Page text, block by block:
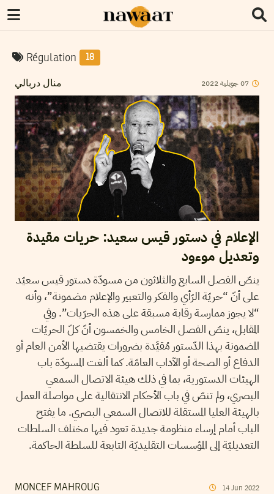
Régulation 18
منال دربالي 07جويلية2022
الإعلام في دستور قيس سعيد: حريات مقيدة
وتعديل موءود
ينصّ الفصل السابع والثلاثون من مسودّة دستور قيس سعيّد
على أنّ “حريّة الرّأي والفكر والتعبير والإعلام مضمونة”، وأنه
“لا يجوز ممارسة رقابة مسبقة على هذه الحرّيات”. وفي
المقابل، ينصّ الفصل الخامس والخمسون أنّ كلّ الحريّات
المضمونة بهذا الدّستور مُقيَّدة بضرورات يقتضيها الأمن العام أو
الدفاع أو الصحة أو الآداب العامّة. كما ألغت المسودّة باب
الهيئات الدستورية، بما في ذلك هيئة الاتصال السمعي
البصري، ولم تنصّ في باب الأحكام الانتقالية على مواصلة العمل
بالهيئة العليا المستقلة للاتصال السمعي البصري. ما يفتح
الباب أمام إرساء منظومة جديدة تعود فيها مختلف السلطات
التعديليّة إلى المؤسسات التقليديّة التابعة للسلطة الحاكمة.
MONCEF MAHROUG 14 Jun 2022